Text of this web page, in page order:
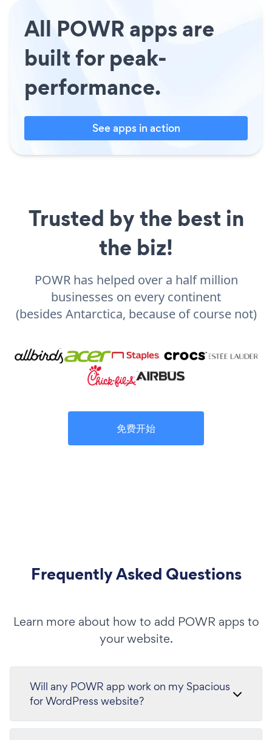
All POWR apps are
built for peak-
performance.
See apps in action
Trusted by the best in
the biz!
POWR has helped over a half million
businesses on every continent
(besides Antarctica, because of course not)
免费开始
Frequently Asked Questions
Learn more about how to add POWR apps to
your website.
Will any POWR app work on my Spacious
for WordPress website?